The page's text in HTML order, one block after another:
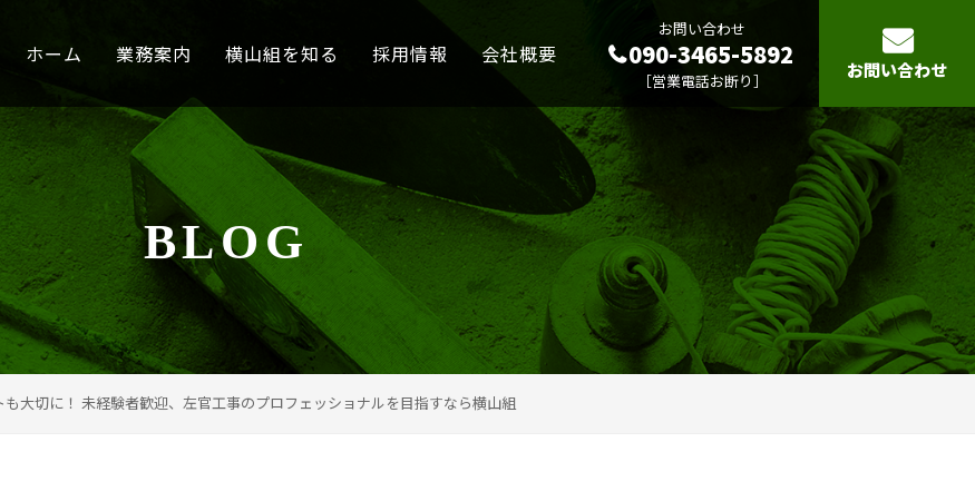
ホーム 業務案内 横山組を知る 採用情報 会社概要
お問い合わせ
090-3465-5892
［営業電話お断り］ お問い合わせ
BLOG
大切に！ 未経験者歓迎、左官工事のプロフェッショナルを目指すなら横山組